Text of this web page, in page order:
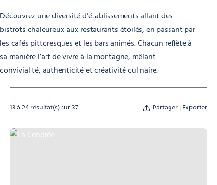
Découvrez une diversité d’établissements allant des
bistrots chaleureux aux restaurants étoilés, en passant par
les cafés pittoresques et les bars animés. Chacun reflète à
sa manière l’art de vivre à la montagne, mêlant
convivialité, authenticité et créativité culinaire.
13 à 24 résultat(s) sur 37 Partager | Exporter
La Cendrée, © La Cendrée